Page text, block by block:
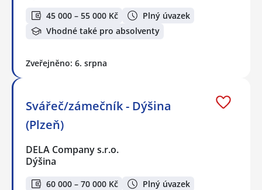
45 000 – 55 000 Kč
Plný úvazek
Vhodné také pro absolventy
Zveřejněno: 6. srpna
Svářeč/zámečník - Dýšina
(Plzeň)
DELA Company s.r.o.
Dýšina
60 000 – 70 000 Kč Plný úvazek